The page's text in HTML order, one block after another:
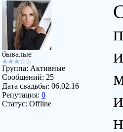
бывалые
Группа: Активные
Сообщений: 25
Дата свадьбы: 06.02.16
Репутация: 0
Статус: Offline